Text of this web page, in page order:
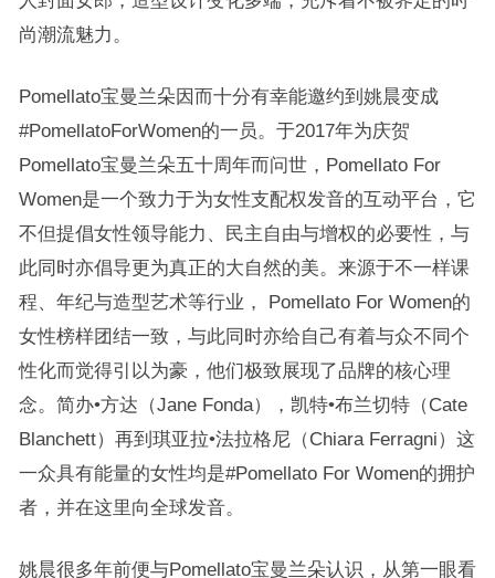
尚潮流魅力。
Pomellato宝曼兰朵因而十分有幸能邀约到姚晨变成
#PomellatoForWomen的一员。于2017年为庆贺
Pomellato宝曼兰朵五十周年而问世，Pomellato For
Women是一个致力于为女性支配权发音的互动平台，它
不但提倡女性领导能力、民主自由与增权的必要性，与
此同时亦倡导更为真正的大自然的美。来源于不一样课
程、年纪与造型艺术等行业， Pomellato For Women的
女性榜样团结一致，与此同时亦给自己有着与众不同个
性化而觉得引以为豪，他们极致展现了品牌的核心理
念。简办•方达（Jane Fonda），凯特•布兰切特（Cate
Blanchett）再到琪亚拉•法拉格尼（Chiara Ferragni）这
一众具有能量的女性均是#Pomellato For Women的拥护
者，并在这里向全球发音。
姚晨很多年前便与Pomellato宝曼兰朵认识，从第一眼看